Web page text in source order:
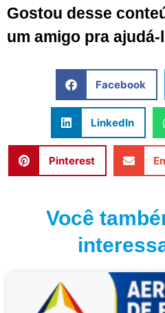
Gostou desse
um amigo pra
Facebook
LinkedIn
Pinterest
Você